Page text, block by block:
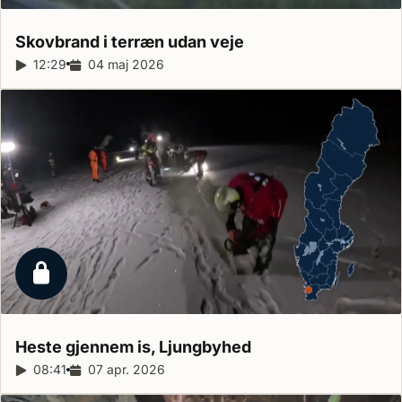
Skovbrand i terræn udan veje
Reportagelængde:
12:29 Udgivelsesdato:
04 maj 2026
Låst reportage
Heste gjennem is, Ljungbyhed
Reportagelængde:
08:41 Udgivelsesdato:
07 apr. 2026